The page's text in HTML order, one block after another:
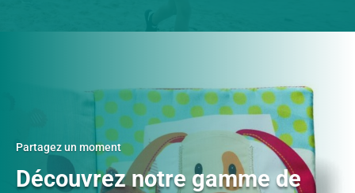
Partagez un moment
Découvrez notre gamme de